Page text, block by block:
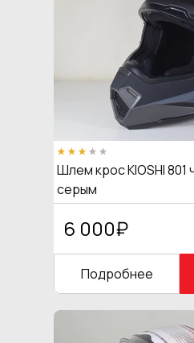
Шлем крос KIOSHI
серым
6 000₽
Подробнее